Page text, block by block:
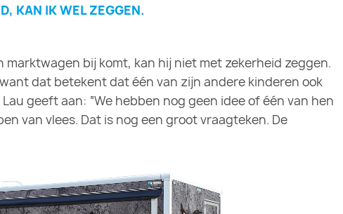
KAN IK WEL ZEGGEN.
marktwagen bij komt, kan hij niet met zekerheid zeggen.
dat betekent dat één van zijn andere kinderen ook
geeft aan: “We hebben nog geen idee of één van hen
van vlees. Dat is nog een groot vraagteken. De